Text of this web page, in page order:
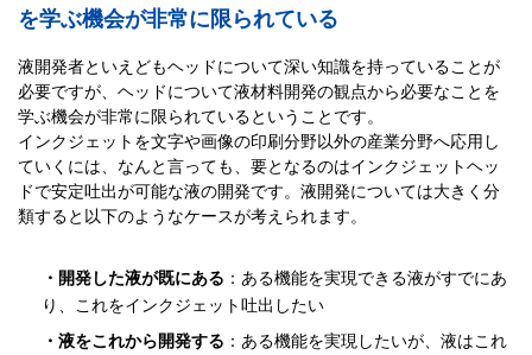
を学ぶ機会が非常に限られている
液開発者といえどもヘッドについて深い知識を持っていることが
必要ですが、ヘッドについて液材料開発の観点から必要なことを
学ぶ機会が非常に限られているということです。
インクジェットを文字や画像の印刷分野以外の産業分野へ応用し
ていくには、なんと言っても、要となるのはインクジェットヘッ
ドで安定吐出が可能な液の開発です。液開発については大きく分
類すると以下のようなケースが考えられます。
・開発した液が既にある ：ある機能を実現できる液がすでにあ
り、これをインクジェット吐出したい
・液をこれから開発する ：ある機能を実現したいが、液はこれ